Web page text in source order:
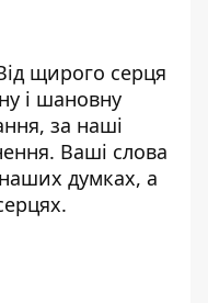
щирого серця
і шановну
за наші
Ваші слова
думках, а